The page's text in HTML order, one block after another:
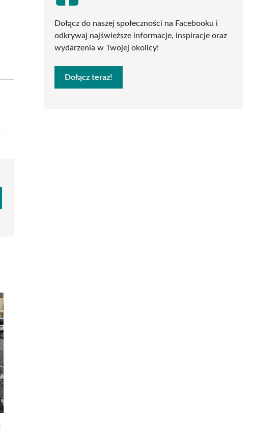
Dołącz do naszej społeczności na Facebooku i
odkrywaj najświeższe informacje, inspiracje oraz
wydarzenia w Twojej okolicy!
Dołącz teraz!